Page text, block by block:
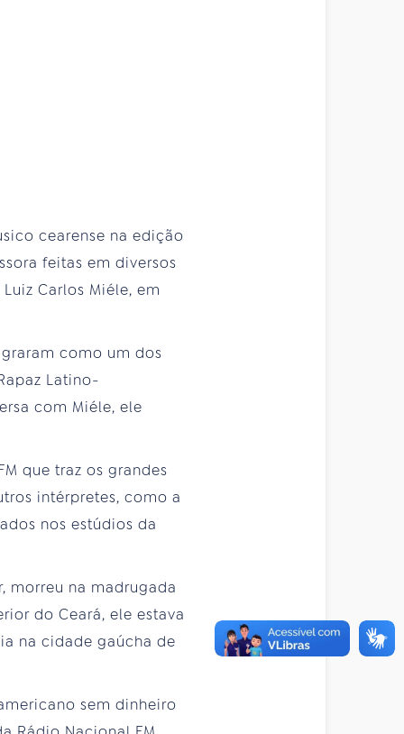
cearense na edição
feitas em diversos
Carlos Miéle, em
como um dos
Latino-
com Miéle, ele
que traz os grandes
intérpretes, como a
nos estúdios da
morreu na madrugada
do Ceará, ele estava
na cidade gaúcha de
sem dinheiro